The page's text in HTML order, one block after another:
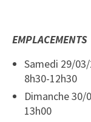
EMPLACEMENTS
Samedi 29/
8h30-12h30
Dimanche
13h00